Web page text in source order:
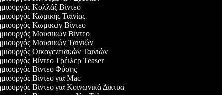
Κολλάζ Βίντεο
Κωμικής Ταινίας
Κωμικών Βίντεο
Μουσικών Βίντεο
Μουσικών Ταινιών
Οικογενειακών Ταινιών
Βίντεο Τρέιλερ Teaser
Βίντεο Φύσης
Βίντεο για Mac
Βίντεο για Κοινωνικά Δίκτυα